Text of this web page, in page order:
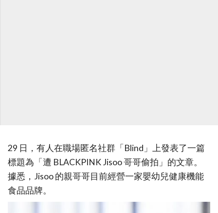
29 日，有人在職場匿名社群「Blind」上發表了一篇
標題為「遭 BLACKPINK Jisoo 哥哥偷拍」的文章。
據悉，Jisoo 的親哥哥目前經營一家嬰幼兒健康機能
食品品牌。